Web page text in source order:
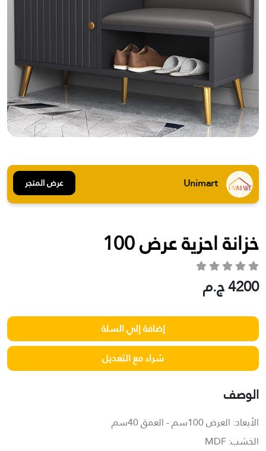
عرض المتجر
خزانة احزية عرض 100
4200 ج.م
الوصف
الأبعاد: العرض 100سم - العمق 40سم
الخشب: MDF